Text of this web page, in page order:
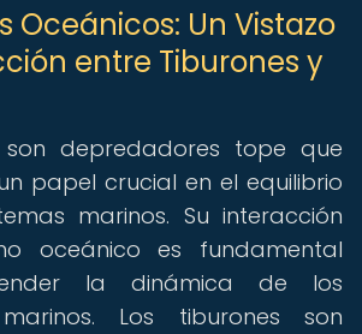
Oceánicos: Un Vistazo
entre Tiburones y
son depredadores tope que
papel crucial en el equilibrio
marinos. Su interacción
oceánico es fundamental
la dinámica de los
Los tiburones son